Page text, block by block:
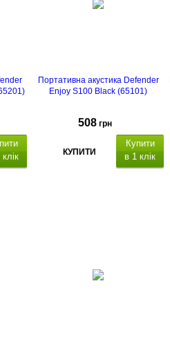
Портативна акустика Defender
Enjoy S100 Black (65101)
508 грн
КУПИТИ
Купити
в 1 клік